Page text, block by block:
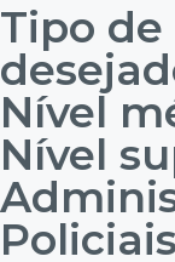
Tipo
Nível
Nível
Policiais